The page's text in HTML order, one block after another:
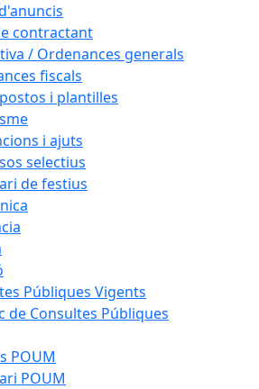
contractant
/ Ordenances generals
fiscals
i plantilles
i ajuts
selectius
de festius
Públiques Vigents
de Consultes Públiques
POUM
POUM